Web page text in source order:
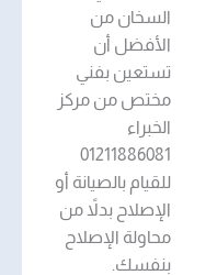
السخان من
الأفضل أن
تستعين بفني
مختص من مركز
الخبراء
01211886081
للقيام بالصيانة أو
الإصلاح بدلاً من
محاولة الإصلاح
بنفسك.